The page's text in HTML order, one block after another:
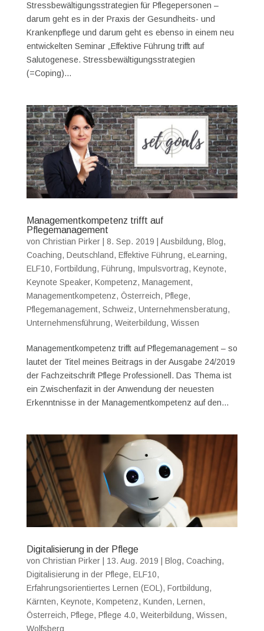
Stressbewältigungsstrategien für Pflegepersonen –
darum geht es in der Praxis der Gesundheits- und
Krankenpflege und darum geht es ebenso in einem neu
entwickelten Seminar „Effektive Führung trifft auf
Salutogenese. Stressbewältigungsstrategien
(=Coping)...
Managementkompetenz trifft auf
Pflegemanagement
von Christian Pirker| 8. Sep. 2019 Ausbildung, Blog,
Coaching, Deutschland, Effektive Führung, eLearning,
ELF10, Fortbildung, Führung, Impulsvortrag, Keynote,
Keynote Speaker, Kompetenz, Management,
Managementkompetenz, Österreich, Pflege,
Pflegemanagement, Schweiz, Unternehmensberatung,
Unternehmensführung, Weiterbildung, Wissen
Managementkompetenz trifft auf Pflegemanagement – so
lautet der Titel meines Beitrags in der Ausgabe 24/2019
der Fachzeitschrift Pflege Professionell. Das Thema ist
ein Zwischenfazit in der Anwendung der neuesten
Erkenntnisse in der Managementkompetenz auf den...
Digitalisierung in der Pflege
von Christian Pirker| 13. Aug. 2019 Blog, Coaching,
Digitalisierung in der Pflege, ELF10,
Erfahrungsorientiertes Lernen (EOL), Fortbildung,
Kärnten, Keynote, Kompetenz, Kunden, Lernen,
Österreich, Pflege, Pflege 4.0, Weiterbildung, Wissen,
Wolfsberg